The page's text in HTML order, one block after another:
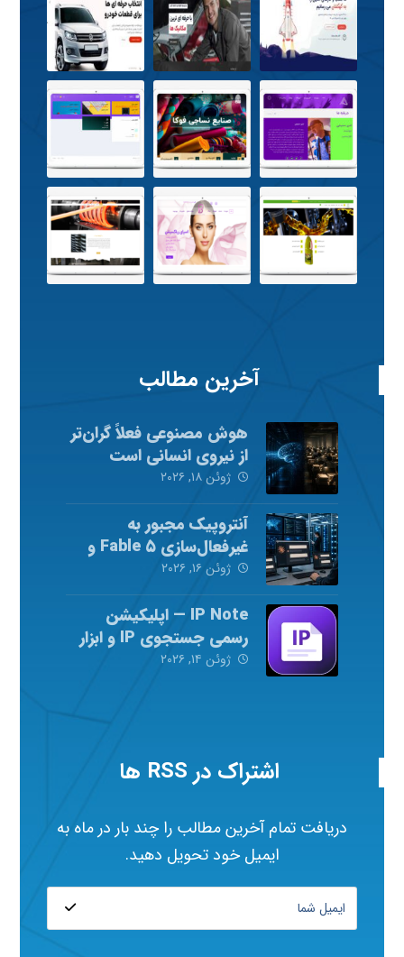
آخرین مطالب
هوش مصنوعی فعلاً گران‌تر
از نیروی انسانی است
ژوئن ۱۸, ۲۰۲۶
آنتروپیک مجبور به
غیرفعال‌سازی Fable ۵ و
Mythos ۵ شد
ژوئن ۱۶, ۲۰۲۶
IP Note — اپلیکیشن
رسمی جستجوی IP و ابزار
شبکه
ژوئن ۱۴, ۲۰۲۶
اشتراک در RSS ها
دریافت تمام آخرین مطالب را چند بار در ماه به
ایمیل خود تحویل دهید.